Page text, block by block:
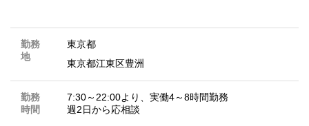
勤務
地
東京都
東京都江東区豊洲
勤務
時間
7:30～22:00より、実働4～8時間勤務
週2日から応相談